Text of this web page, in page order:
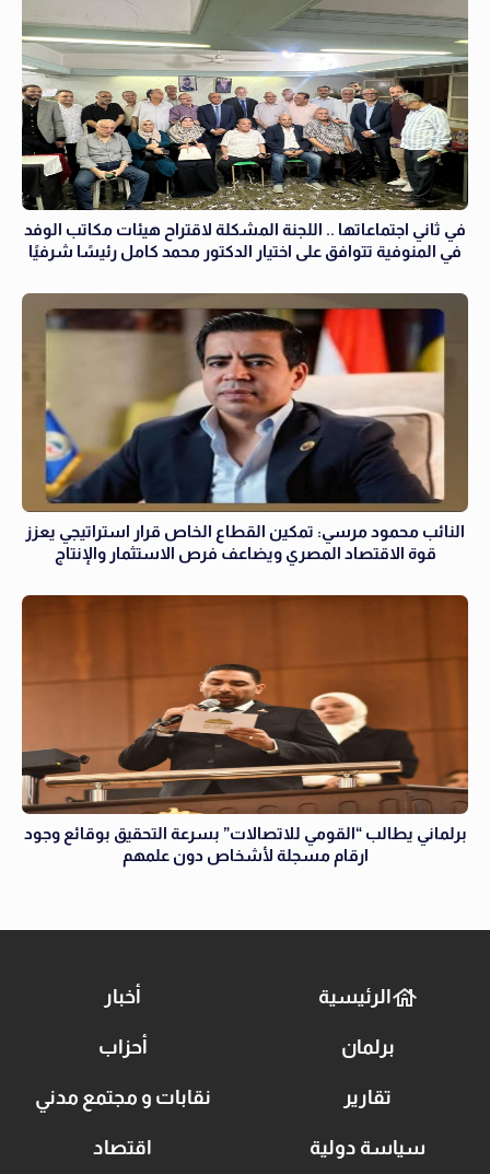
في ثاني اجتماعاتها .. اللجنة المشكلة لاقتراح هيئات مكاتب الوفد
في المنوفية تتوافق على اختيار الدكتور محمد كامل رئيسًا شرفيًا
النائب محمود مرسي: تمكين القطاع الخاص قرار استراتيجي يعزز
قوة الاقتصاد المصري ويضاعف فرص الاستثمار والإنتاج
برلماني يطالب “القومي للاتصالات” بسرعة التحقيق بوقائع وجود
ارقام مسجلة لأشخاص دون علمهم
الرئيسية أخبار
برلمان أحزاب
تقارير نقابات و مجتمع مدني
سياسة دولية اقتصاد